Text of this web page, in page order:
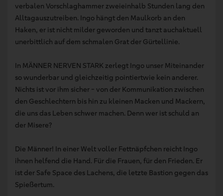
verbalen Vorschlaghammer zweieinhalb Stunden lang den
Alltagauszutreiben. Ingo hängt den Maulkorb an den
Haken, er ist nicht milder geworden und tanzt auchaktuell
unerbittlich auf dem schmalen Grat der Gürtellinie.
In MÄNNER NERVEN STARK zerlegt Ingo unser Miteinander
so wunderbar und gleichzeitig pointiertwie kein anderer.
Nichts ist vor ihm sicher - von der Kommunikation zwischen
den Geschlechtern bis hin zu kleinen Macken und Mackern,
die uns das Leben schwer machen. Denn wer ist schuld an
der Misere?
Die Männer! In einer Welt voller Fettnäpfchen reicht Ingo
ihnen helfend die Hand. Für die Frauen, für den Frieden. Er
ist der Safe Space des Lachens, die letzte Bastion gegen das
Spießertum.